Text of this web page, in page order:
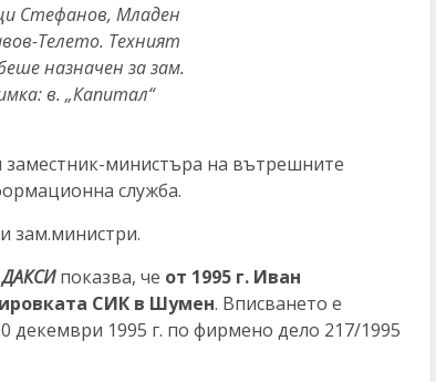
Стефанов, Младен
Телето. Техният
назначен за зам.
в. „Капитал“
министъра на вътрешните
служба.
зам.министри.
ДАКСИпоказва, че от 1995 г. Иван
СИК в Шумен. Вписването е
1995 г. по фирмено дело 217/1995